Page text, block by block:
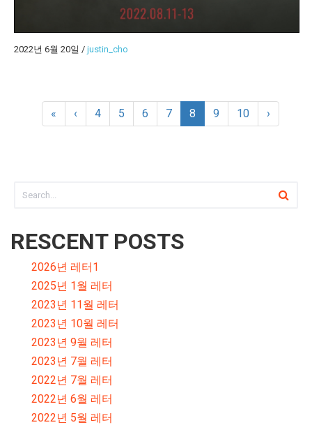
2022년 6월 20일 / justin_cho
« ‹ 4 5 6 7 8 9 10 ›
RESCENT POSTS
2026년 레터1
2025년 1월 레터
2023년 11월 레터
2023년 10월 레터
2023년 9월 레터
2023년 7월 레터
2022년 7월 레터
2022년 6월 레터
2022년 5월 레터